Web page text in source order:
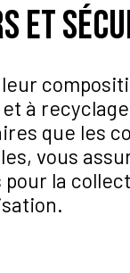
et
à
que les
vous
la